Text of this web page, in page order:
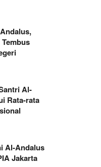
Al-
Rata-rata
Al-Andalus
Jakarta